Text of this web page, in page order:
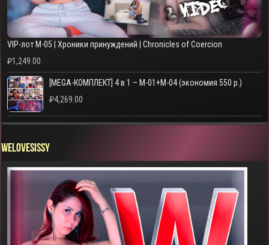
VIP-лот M-05 | Хроники принуждений | Chronicles of Coercion
₽1,249.00
[MEGA-КОМПЛЕКТ] 4 в 1 – M-01+M-04 (экономия 550 р.)
₽4,269.00
WELOVESISSY